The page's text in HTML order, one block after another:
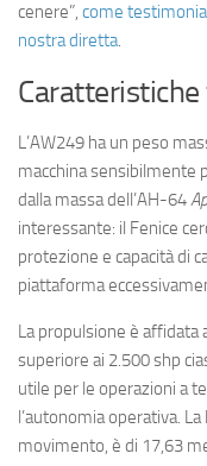
cenere”, come
nostra diretta.
Caratteristiche
L’AW249 ha un peso
macchina sensibilmente
dalla massa dell’AH-64
interessante: il Fenice
protezione e capacità di
piattaforma
La propulsione è affidata
superiore ai 2.500 shp
utile per le operazioni a
l’autonomia operativa.
movimento, è di 17,63